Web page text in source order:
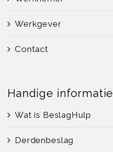
Werkgever
Contact
Handige informatie
Wat is BeslagHulp
Derdenbeslag